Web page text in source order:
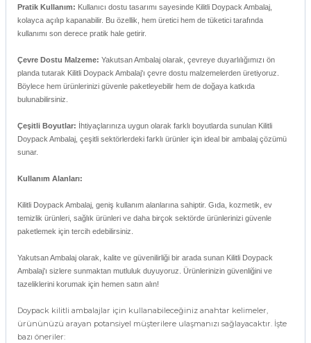
Pratik Kullanım: Kullanıcı dostu tasarımı sayesinde Kilitli Doypack Ambalaj,
kolayca açılıp kapanabilir. Bu özellik, hem üretici hem de tüketici tarafında
kullanımı son derece pratik hale getirir.
Çevre Dostu Malzeme: Yakutsan Ambalaj olarak, çevreye duyarlılığımızı ön
planda tutarak Kilitli Doypack Ambalaj'ı çevre dostu malzemelerden üretiyoruz.
Böylece hem ürünlerinizi güvenle paketleyebilir hem de doğaya katkıda
bulunabilirsiniz.
Çeşitli Boyutlar: İhtiyaçlarınıza uygun olarak farklı boyutlarda sunulan Kilitli
Doypack Ambalaj, çeşitli sektörlerdeki farklı ürünler için ideal bir ambalaj çözümü
sunar.
Kullanım Alanları:
Kilitli Doypack Ambalaj, geniş kullanım alanlarına sahiptir. Gıda, kozmetik, ev
temizlik ürünleri, sağlık ürünleri ve daha birçok sektörde ürünlerinizi güvenle
paketlemek için tercih edebilirsiniz.
Yakutsan Ambalaj olarak, kalite ve güvenilirliği bir arada sunan Kilitli Doypack
Ambalaj'ı sizlere sunmaktan mutluluk duyuyoruz. Ürünlerinizin güvenliğini ve
tazeliklerini korumak için hemen satın alın!
Doypack kilitli ambalajlar için kullanabileceğiniz anahtar kelimeler,
ürününüzü arayan potansiyel müşterilere ulaşmanızı sağlayacaktır. İşte
bazı öneriler: